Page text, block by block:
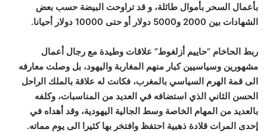
بأعمال السحر بأموال طائلة، و قد تراوحت البيضة حسب بعض
الشهادات بين 2000 و5000 دولار أو حتى 10000 دولار أحيانا.
ربط الحاخام “حاييم أزلغوط” علاقات وطيدة مع رجال أعمال
مشهورين وسياسيين كبار منهم المغاربة واليهود، بل وصلت معارفه
الى قمة الهرم السياسي بالمغرب، فكانت له علاقة بالملك الراحل
الحسن الثاني الذي استضافه في العديد من المناسبات، وكلفه
بالعديد من المهام الخاصة وسط الجالية اليهودية، وقد أهداه في
إحدى المرات قلادة ذهبية احتفظ وافتخر بها كثيرا الى يوم مماته.